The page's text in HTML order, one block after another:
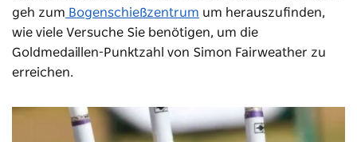
geh zum Bogenschießzentrum um herauszufinden,
wie viele Versuche Sie benötigen, um die
Goldmedaillen-Punktzahl von Simon Fairweather zu
erreichen.